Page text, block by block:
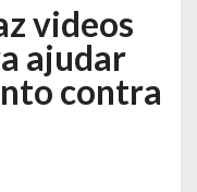
videos
ajudar
contra